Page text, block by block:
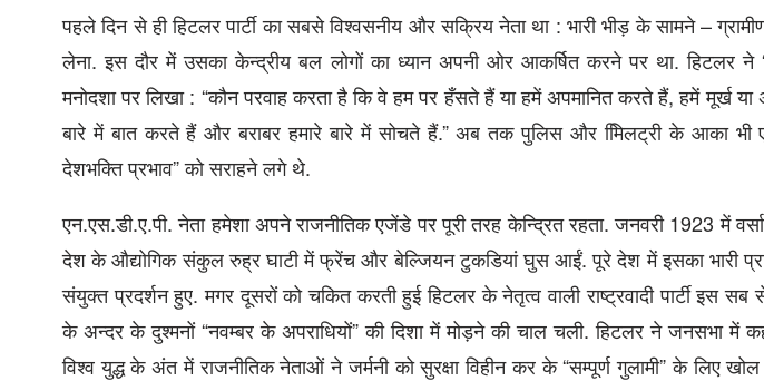
पहले दिन से ही हिटलर पार्टी का सबसे विश्वसनीय और सक्रिय नेता था : भारी भीड़ के सामने –
लेना. इस दौर में उसका केन्द्रीय बल लोगों का ध्यान अपनी ओर आकर्षित करने पर था. हिटलर ने
मनोदशा पर लिखा : “कौन परवाह करता है कि वे हम पर हँसते हैं या हमें अपमानित करते हैं, हमें मूर्ख या
बारे में बात करते हैं और बराबर हमारे बारे में सोचते हैं.” अब तक पुलिस और मिि‍लट्री के आका भी
देशभक्ति प्रभाव” को सराहने लगे थे.
एन.एस.डी.ए.पी. नेता हमेशा अपने राजनीतिक एजेंडे पर पूरी तरह केन्द्रित रहता. जनवरी 1923 में वर्साय
देश के औद्योगिक संकुल रुह्र घाटी में फ्रेंच और बेल्जियन टुकडियां घुस आईं. पूरे देश में इसका भारी
संयुक्त प्रदर्शन हुए. मगर दूसरों को चकित करती हुई हिटलर के नेतृत्व वाली राष्ट्रवादी पार्टी
के अन्दर के दुश्मनों “नवम्बर के अपराधियों” की दिशा में मोड़ने की चाल चली. हिटलर ने जनसभा में
विश्व युद्ध के अंत में राजनीतिक नेताओं ने जर्मनी को सुरक्षा विहीन कर के “सम्पूर्ण गुलामी” के लिए